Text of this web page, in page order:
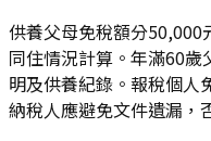
供養父母免稅額分50,000
同住情況計算。年滿60
明及供養紀錄。報稅個人
納稅人應避免文件遺漏，